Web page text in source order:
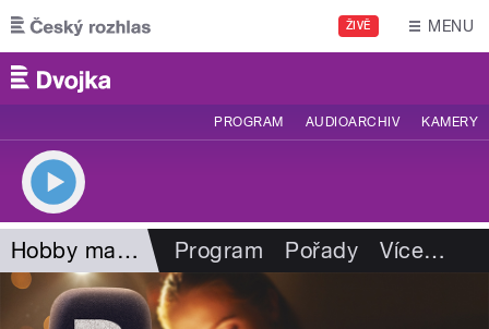
Přejít k hlavnímu obsahu
ŽIVĚ MENU
PROGRAM AUDIOARCHIV KAMERY
Hobby magazín Program Pořady Více…